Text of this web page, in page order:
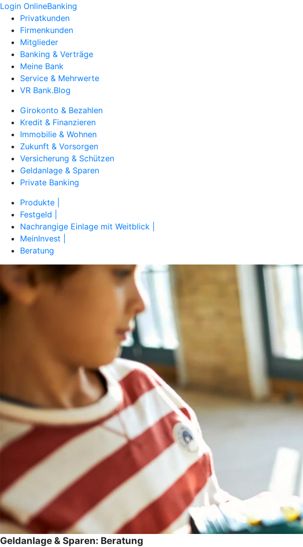
Login OnlineBanking
Privatkunden
Firmenkunden
Mitglieder
Banking & Verträge
Meine Bank
Service & Mehrwerte
VR Bank.Blog
Girokonto & Bezahlen
Kredit & Finanzieren
Immobilie & Wohnen
Zukunft & Vorsorgen
Versicherung & Schützen
Geldanlage & Sparen
Private Banking
Produkte |
Festgeld |
Nachrangige Einlage mit Weitblick |
MeinInvest |
Beratung
Geldanlage & Sparen: Beratung